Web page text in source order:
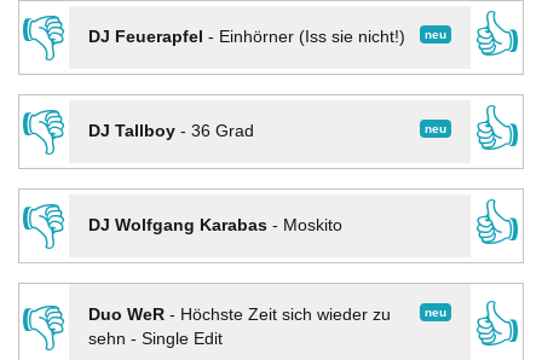
👎
neu
DJ Feuerapfel - Einhörner (Iss sie nicht!)
👍
👎
neu
DJ Tallboy- 36 Grad
👍
👎
DJ Wolfgang Karabas- Moskito
👍
👎
neu
Duo WeR- Höchste Zeit sich wieder zu
sehn - Single Edit
👍